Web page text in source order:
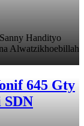
Handityo
Alwatzikhoebillah
645 Gty
SDN